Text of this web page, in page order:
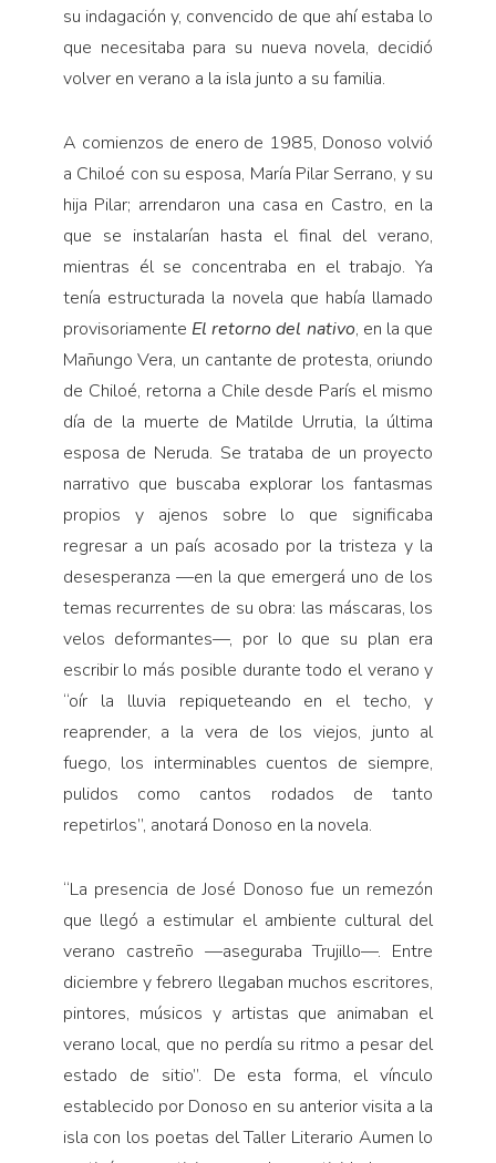
su indagación y, convencido de que ahí estaba lo
que necesitaba para su nueva novela, decidió
volver en verano a la isla junto a su familia.
A comienzos de enero de 1985, Donoso volvió
a Chiloé con su esposa, María Pilar Serrano, y su
hija Pilar; arrendaron una casa en Castro, en la
que se instalarían hasta el final del verano,
mientras él se concentraba en el trabajo. Ya
tenía estructurada la novela que había llamado
provisoriamente El retorno del nativo, en la que
Mañungo Vera, un cantante de protesta, oriundo
de Chiloé, retorna a Chile desde París el mismo
día de la muerte de Matilde Urrutia, la última
esposa de Neruda. Se trataba de un proyecto
narrativo que buscaba explorar los fantasmas
propios y ajenos sobre lo que significaba
regresar a un país acosado por la tristeza y la
desesperanza —en la que emergerá uno de los
temas recurrentes de su obra: las máscaras, los
velos deformantes—, por lo que su plan era
escribir lo más posible durante todo el verano y
“oír la lluvia repiqueteando en el techo, y
reaprender, a la vera de los viejos, junto al
fuego, los interminables cuentos de siempre,
pulidos como cantos rodados de tanto
repetirlos”, anotará Donoso en la novela.
“La presencia de José Donoso fue un remezón
que llegó a estimular el ambiente cultural del
verano castreño —aseguraba Trujillo—. Entre
diciembre y febrero llegaban muchos escritores,
pintores, músicos y artistas que animaban el
verano local, que no perdía su ritmo a pesar del
estado de sitio”. De esta forma, el vínculo
establecido por Donoso en su anterior visita a la
isla con los poetas del Taller Literario Aumen lo